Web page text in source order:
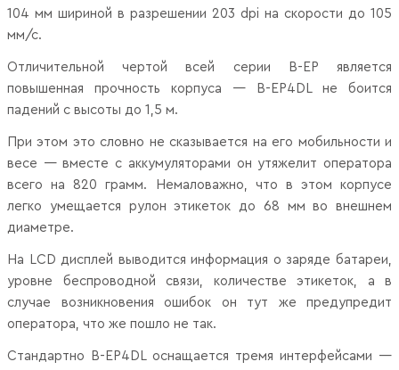
104 мм шириной в разрешении 203 dpi на скорости до 105
мм/с.
Отличительной чертой всей серии B-EP является
повышенная прочность корпуса — B-EP4DL не боится
падений с высоты до 1,5 м.
При этом это словно не сказывается на его мобильности и
весе — вместе с аккумуляторами он утяжелит оператора
всего на 820 грамм. Немаловажно, что в этом корпусе
легко умещается рулон этикеток до 68 мм во внешнем
диаметре.
На LCD дисплей выводится информация о заряде батареи,
уровне беспроводной связи, количестве этикеток, а в
случае возникновения ошибок он тут же предупредит
оператора, что же пошло не так.
Стандартно B-EP4DL оснащается тремя интерфейсами —